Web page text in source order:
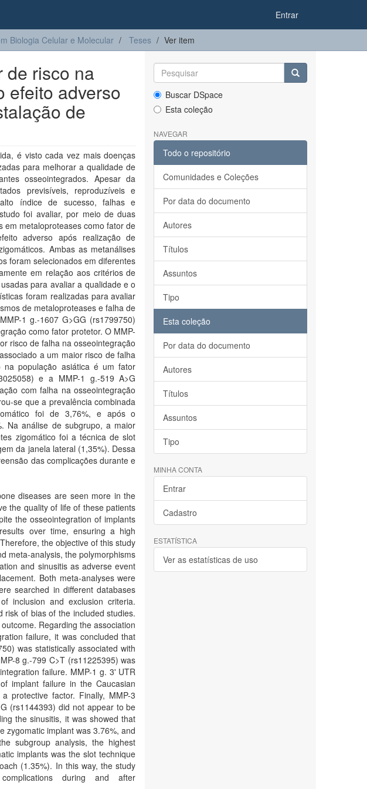
Entrar
Biologia Celular e Molecular Teses Ver item
de risco na
efeito adverso
de
é visto cada vez mais doenças
para melhorar a qualidade de
osseointegrados. Apesar da
previsíveis, reproduzíveis e
índice de sucesso, falhas e
foi avaliar, por meio de duas
em metaloproteases como fator de
adverso após realização de
Ambas as metanálises
foram selecionados em diferentes
em relação aos critérios de
para avaliar a qualidade e o
foram realizadas para avaliar
de metaloproteases e falha de
1 g.-1607 G>GG (rs1799750)
como fator protetor. O MMP-
risco de falha na osseointegração
a um maior risco de falha
na população asiática é um fator
e a MMP-1 g.-519 A>G
com falha na osseointegração
se que a prevalência combinada
foi de 3,76%, e após o
Na análise de subgrupo, a maior
zigomático foi a técnica de slot
da janela lateral (1,35%). Dessa
das complicações durante e
diseases are seen more in the
the quality of life of these patients
the osseointegration of implants
over time, ensuring a high
the objective of this study
meta-analysis, the polymorphisms
and sinusitis as adverse event
Both meta-analyses were
searched in different databases
inclusion and exclusion criteria.
risk of bias of the included studies.
Regarding the association
failure, it was concluded that
was statistically associated with
8 g.-799 C>T (rs11225395) was
failure. MMP-1 g. 3' UTR
implant failure in the Caucasian
protective factor. Finally, MMP-3
(rs1144393) did not appear to be
the sinusitis, it was showed that
zygomatic implant was 3.76%, and
subgroup analysis, the highest
implants was the slot technique
(1.35%). In this way, the study
during and after
Buscar DSpace
Esta coleção
NAVEGAR
Todo o repositório
Comunidades e Coleções
Por data do documento
Autores
Títulos
Assuntos
Tipo
Esta coleção
Por data do documento
Autores
Títulos
Assuntos
Tipo
MINHA CONTA
Entrar
Cadastro
ESTATÍSTICA
Ver as estatísticas de uso